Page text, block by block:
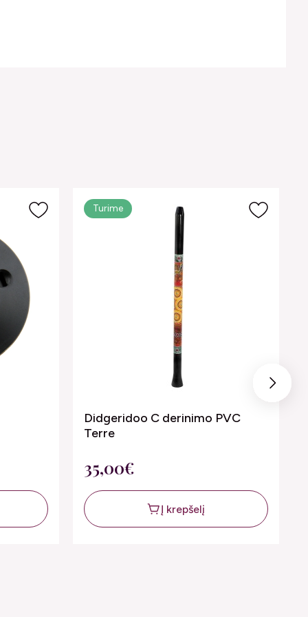
Turime
Didgeridoo C derinimo PVC
Terre
35,00€
Į krepšelį
Next